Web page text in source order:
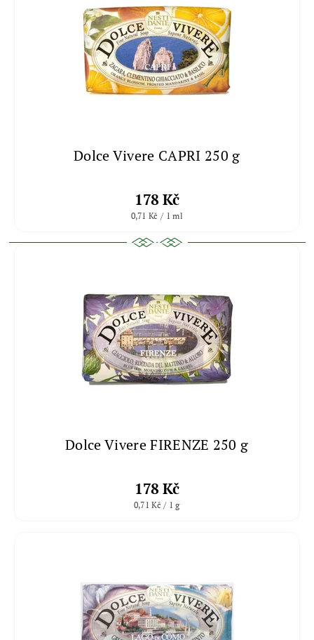
Dolce Vivere CAPRI 250 g
178 Kč
0,71 Kč / 1 ml
Dolce Vivere FIRENZE 250 g
178 Kč
0,71 Kč / 1 g